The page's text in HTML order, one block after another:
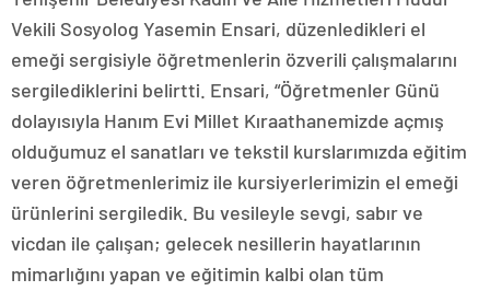
Vekili Sosyolog Yasemin Ensari, düzenledikleri el
emeği sergisiyle öğretmenlerin özverili çalışmalarını
sergilediklerini belirtti. Ensari, “Öğretmenler Günü
dolayısıyla Hanım Evi Millet Kıraathanemizde açmış
olduğumuz el sanatları ve tekstil kurslarımızda eğitim
veren öğretmenlerimiz ile kursiyerlerimizin el emeği
ürünlerini sergiledik. Bu vesileyle sevgi, sabır ve
vicdan ile çalışan; gelecek nesillerin hayatlarının
mimarlığını yapan ve eğitimin kalbi olan tüm